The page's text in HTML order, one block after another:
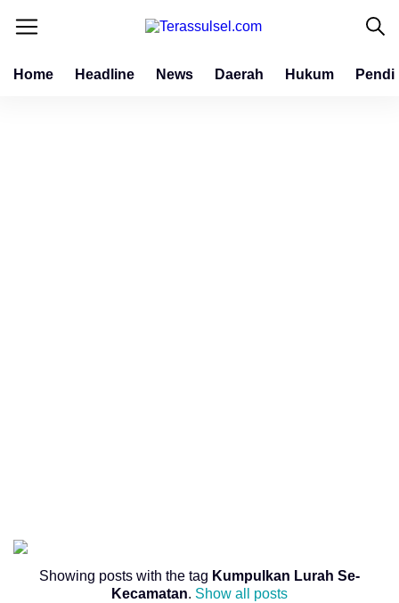
Home Headline News Daerah Hukum
Showing posts with the tag Kumpulkan Lurah Se-
Kecamatan. Show all posts